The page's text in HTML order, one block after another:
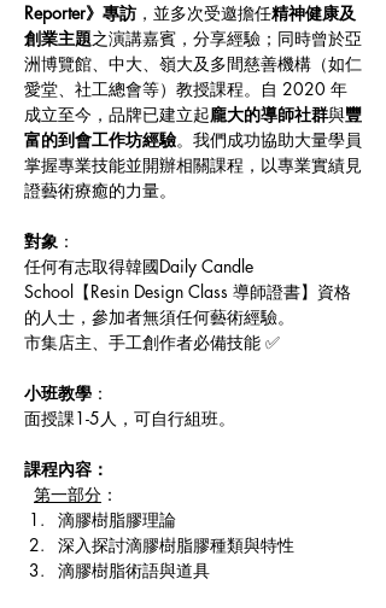
Reporter》專訪 ，並多次受邀擔任精神健康及
創業主題之演講嘉賓，分享經驗；同時曾於亞
洲博覽館、中大、嶺大及多間慈善機構（如仁
愛堂、社工總會等）教授課程。自 2020 年
成立至今，品牌已建立起龐大的導師社群與豐
富的到會工作坊經驗。我們成功協助大量學員
掌握專業技能並開辦相關課程，以專業實績見
證藝術療癒的力量。
對象 ：
任何有志取得韓國Daily Candle
School【Resin Design Class 導師證書】資格
的人士，參加者無須任何藝術經驗。
市集店主、手工創作者必備技能 ✅
小班教學 ：
面授課1-5人，可自行組班。
課程內容：
第一部分 ：
滴膠樹脂膠理論
深入探討滴膠樹脂膠種類與特性
滴膠樹脂術語與道具